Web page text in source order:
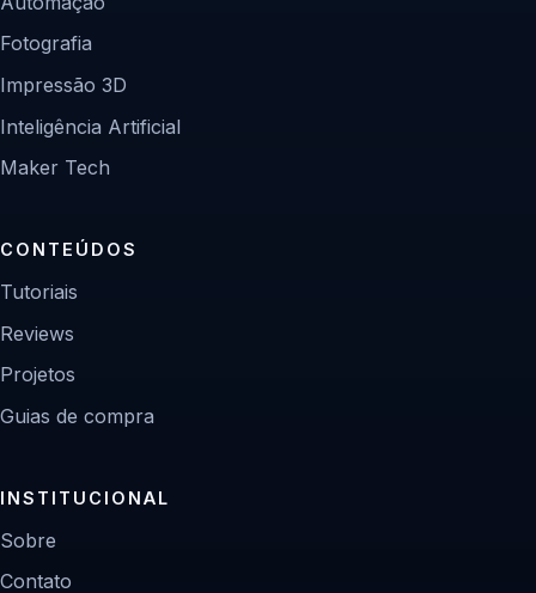
Fotografia
Impressão 3D
Inteligência Artificial
Maker Tech
CONTEÚDOS
Tutoriais
Reviews
Projetos
Guias de compra
INSTITUCIONAL
Sobre
Contato